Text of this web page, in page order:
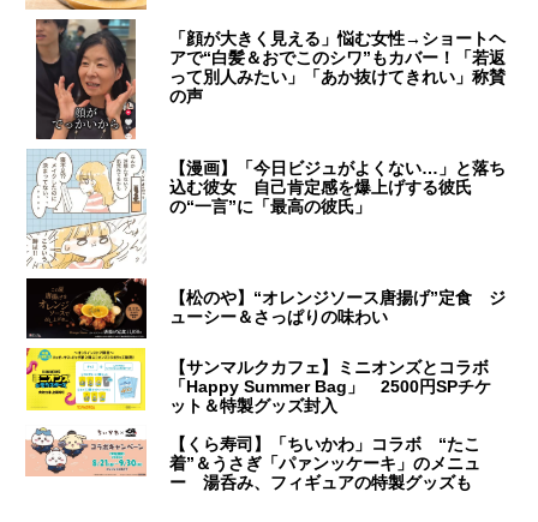
「顔が大きく見える」悩む女性→ショートヘ
アで“白髪＆おでこのシワ”もカバー！「若返
って別人みたい」「あか抜けてきれい」称賛
の声
【漫画】「今日ビジュがよくない…」と落ち
込む彼女 自己肯定感を爆上げする彼氏
の“一言”に「最高の彼氏」
【松のや】“オレンジソース唐揚げ”定食 ジ
ューシー＆さっぱりの味わい
【サンマルクカフェ】ミニオンズとコラボ
「Happy Summer Bag」 2500円SPチケ
ット＆特製グッズ封入
【くら寿司】「ちいかわ」コラボ “たこ
着”＆うさぎ「パァンッケーキ」のメニュ
ー 湯呑み、フィギュアの特製グッズも